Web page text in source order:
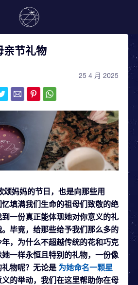
亲节礼物
25 4 月 2025
颂妈妈的节日，也是向那些用
填满我们生命的祖母们致敬的绝
一份真正能体现她对你意义的礼
毕竟，给那些给予我们那么多的
，为什么不超越传统的花和巧克
一样永恒且特别的礼物，一份像
物呢？无论是 为她命名一颗星
的举动，我们在这里帮助你在母